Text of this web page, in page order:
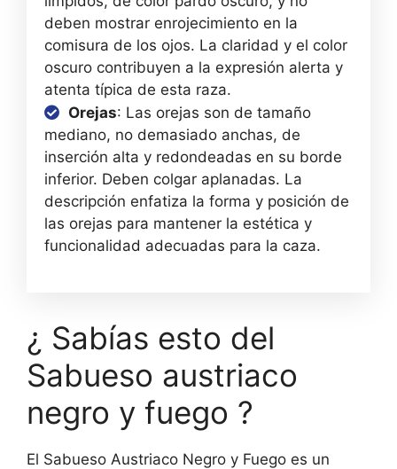
deben mostrar enrojecimiento en la
comisura de los ojos. La claridad y el color
oscuro contribuyen a la expresión alerta y
atenta típica de esta raza.
Orejas: Las orejas son de tamaño
mediano, no demasiado anchas, de
inserción alta y redondeadas en su borde
inferior. Deben colgar aplanadas. La
descripción enfatiza la forma y posición de
las orejas para mantener la estética y
funcionalidad adecuadas para la caza.
¿ Sabías esto del
Sabueso austriaco
negro y fuego ?
El Sabueso Austriaco Negro y Fuego es un